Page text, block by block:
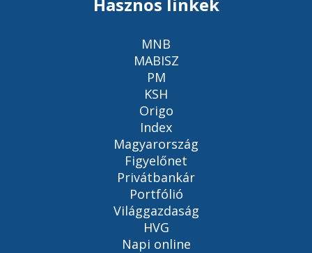
MNB
MABISZ
PM
KSH
Origo
Index
Magyarország
Figyelőnet
Privátbankár
Portfólió
Világgazdaság
HVG
Napi online